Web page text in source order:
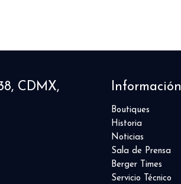
CDMX,
Información
Boutiques
Historia
Noticias
Sala de Prensa
Berger Times
Servicio Técnico